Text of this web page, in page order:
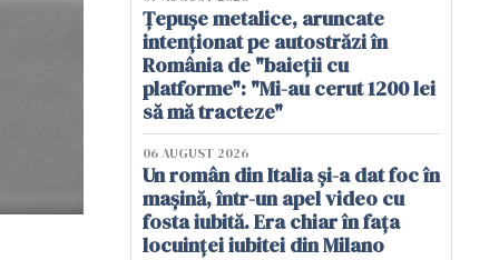
Țepușe metalice, aruncate
intenționat pe autostrăzi în
România de "baieții cu
platforme": "Mi-au cerut 1200 lei
să mă tracteze"
06 AUGUST 2026
Un român din Italia și-a dat foc în
mașină, într-un apel video cu
fosta iubită. Era chiar în fața
locuinței iubitei din Milano